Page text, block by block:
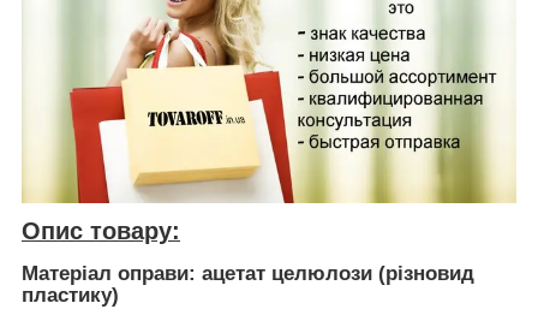
Опис товару:
Матеріал оправи: ацетат целюлози (різновид
пластику)